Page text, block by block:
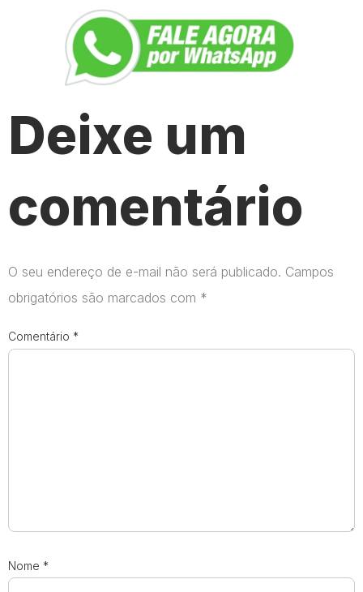
Deixe um
comentário
O seu endereço de e-mail não será publicado. Campos
obrigatórios são marcados com *
Comentário *
Nome *